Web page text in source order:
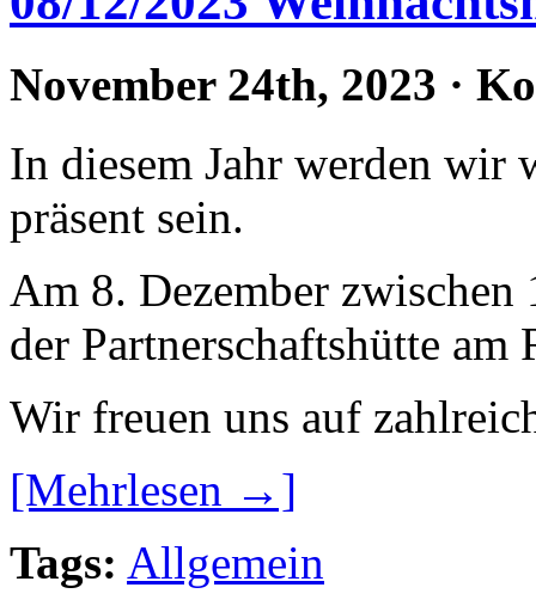
November 24th, 2023 ·
In diesem Jahr werden wir
präsent sein.
Am 8. Dezember
der Partnerschaftshütte am
Wir freuen uns auf
[Mehrlesen →]
Tags: Allgemein